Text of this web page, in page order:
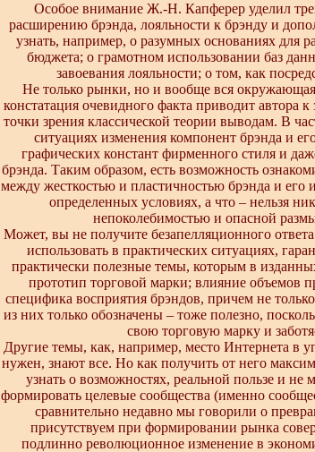
Особое внимание Ж.-Н. Капферер уделил
расширению брэнда, лояльности к брэнду и
узнать, например, о разумных основаниях для
бюджета; о грамотном использовании баз
завоевания лояльности; о том, как
Не только рынки, но и вообще вся
констатация очевидного факта приводит автора
точки зрения классической теории выводам. В
ситуациях изменения компонент брэнда и
графических констант фирменного стиля и
брэнда. Таким образом, есть возможность
между жесткостью и пластичностью брэнда и
определенных условиях, а что – нельзя
непоколебимостью и опасной
Может, вы не получите безапелляционного
использовать в практических ситуациях,
практически полезные темы, которым в
прототип торговой марки; влияние объемов
специфика восприятия брэндов, причем не
из них только обозначены – тоже полезно,
свою торговую марку и
Другие темы, как, например, место Интернета в
нужен, знают все. Но как получить от него
узнать о возможностях, реальной пользе и не
формировать целевые сообщества (именно
сравнительно недавно мы говорили о
присутствуем при формировании рынка
подлинно революционное изменение в